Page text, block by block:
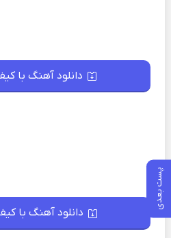
پست بعدی
دانلود آهنگ با
دانلود آهنگ با